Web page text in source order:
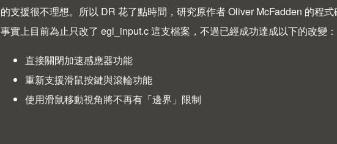
的支援很不理想。所以 DR 花了點時間，研究原作者Oliver McFadden 的程
事實上目前為止只改了 egl_input.c 這支檔案，不過已經成功達成以下的改變：
直接關閉加速感應器功能
重新支援滑鼠按鍵與滾輪功能
使用滑鼠移動視角將不再有「邊界」限制